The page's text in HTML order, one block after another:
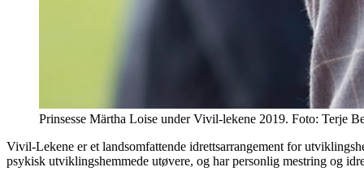
Prinsesse Märtha Loise under Vivil-lekene 2019. Foto: Terje
Vivil-Lekene er et landsomfattende idrettsarrangement for
psykisk utviklingshemmede utøvere, og har personlig mestring og